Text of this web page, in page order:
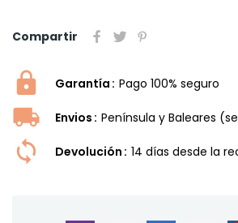
Compartir
Garantía Pago 100% seguro
Envios Península y Baleares
Devolución 14 dí­as desde la